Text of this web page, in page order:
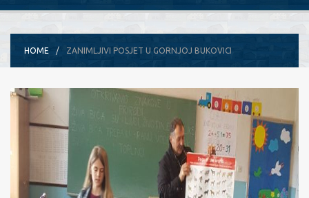
HOME ZANIMLJIVI POSJET U GORNJOJ BUKOVICI